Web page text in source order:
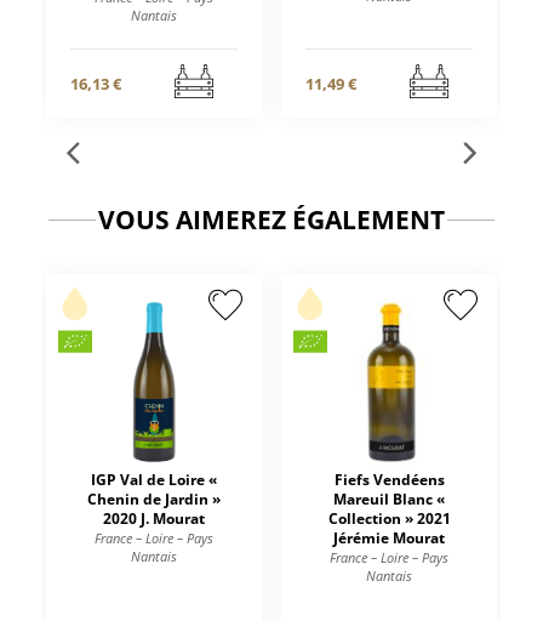
Nantais
16,13 € 11,49 €
VOUS AIMEREZ ÉGALEMENT
IGP Val de Loire «
Chenin de Jardin »
2020 J. Mourat
France – Loire – Pays
Nantais
Fiefs Vendéens
Mareuil Blanc «
Collection » 2021
Jérémie Mourat
France – Loire – Pays
Nantais